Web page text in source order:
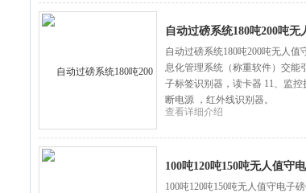
自动过磅系统180吨200吨
自动过磅系统180吨200吨无人
息化管理系统（称重软件）交能
子标签识别器，读卡器 11、监
断电源 ，红外线识别器。
查看详细介绍
100吨120吨150吨无人值守
100吨120吨150吨无人值守电子